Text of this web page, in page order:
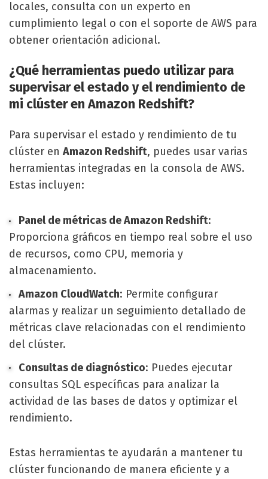
locales, consulta con un experto en
cumplimiento legal o con el soporte de AWS para
obtener orientación adicional.
¿Qué herramientas puedo utilizar para
supervisar el estado y el rendimiento de
mi clúster en Amazon Redshift?
Para supervisar el estado y rendimiento de tu
clúster en Amazon Redshift, puedes usar varias
herramientas integradas en la consola de AWS.
Estas incluyen:
Panel de métricas de Amazon Redshift:
Proporciona gráficos en tiempo real sobre el uso
de recursos, como CPU, memoria y
almacenamiento.
Amazon CloudWatch: Permite configurar
alarmas y realizar un seguimiento detallado de
métricas clave relacionadas con el rendimiento
del clúster.
Consultas de diagnóstico: Puedes ejecutar
consultas SQL específicas para analizar la
actividad de las bases de datos y optimizar el
rendimiento.
Estas herramientas te ayudarán a mantener tu
clúster funcionando de manera eficiente y a